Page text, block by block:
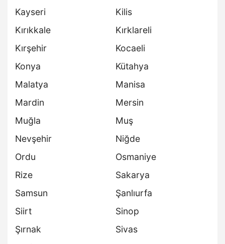
Kayseri
Kilis
Kırıkkale
Kırklareli
Kırşehir
Kocaeli
Konya
Kütahya
Malatya
Manisa
Mardin
Mersin
Muğla
Muş
Nevşehir
Niğde
Ordu
Osmaniye
Rize
Sakarya
Samsun
Şanlıurfa
Siirt
Sinop
Şırnak
Sivas